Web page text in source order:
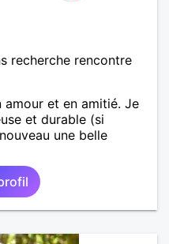
recherche rencontre
et en amitié. Je
et durable (si
une belle